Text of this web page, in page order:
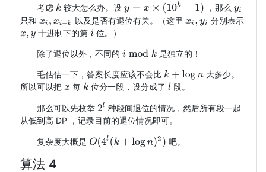
考虑 k较大怎么办。设 y=x× (10k −1) ，那么 yi
只和 xi,x i−k 以及是否有退位有关。（这里xi,y i
分别表示
x,y 十进制下的第i 位。）
除了退位以外，不同的 imodk 是独立的！
毛估估一下，答案长度应该不会比 k+logn
大多少。
所以可以把 x 每 k位分一段，设分成了 l 段。
那么可以先枚举 2l 种段间退位的情况，然后所有段一起
从低到高 DP ，记录目前的退位情况即可。
复杂度大概是 O(4l(k+log n)2) 吧。
算法 4